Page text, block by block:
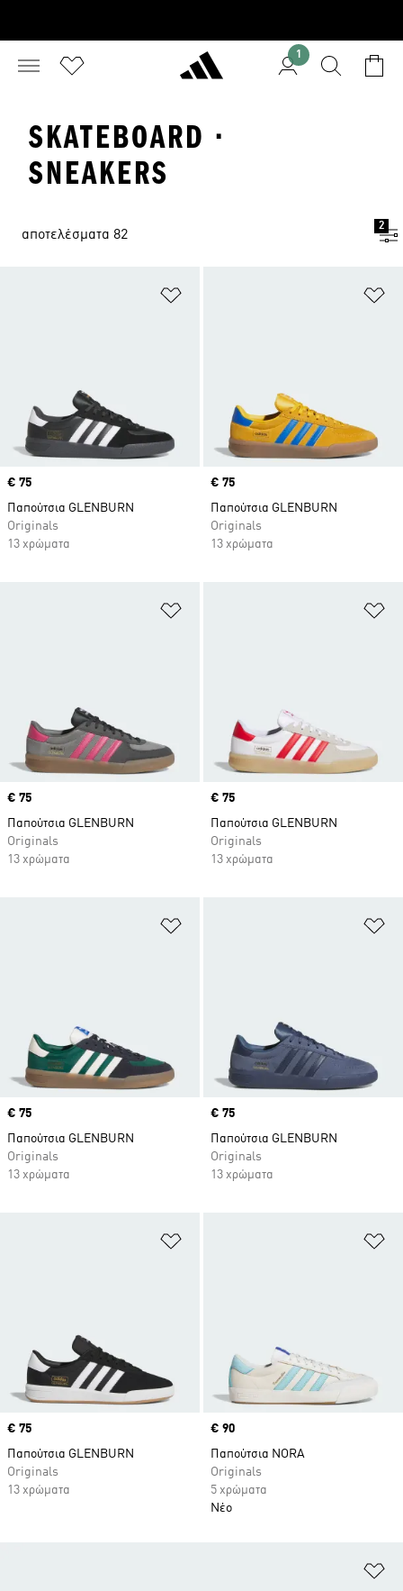
1
SKATEBOARD ·
SNEAKERS
αποτελέσματα 82
2
Προσθήκη στη Λίστα Επιθυμιών
Price
€ 75
Παπούτσια GLENBURN
Originals
13 χρώματα
Price
€ 75
Παπούτσια GLENBURN
Originals
13 χρώματα
Προσθήκη στη Λίστα Επιθυμιών
Price
€ 75
Παπούτσια GLENBURN
Originals
13 χρώματα
Price
€ 75
Παπούτσια GLENBURN
Originals
13 χρώματα
Προσθήκη στη Λίστα Επιθυμιών
Price
€ 75
Παπούτσια GLENBURN
Originals
13 χρώματα
Price
€ 75
Παπούτσια GLENBURN
Originals
13 χρώματα
Προσθήκη στη Λίστα Επιθυμιών
Price
€ 75
Παπούτσια GLENBURN
Originals
13 χρώματα
Price
€ 90
Παπούτσια NORA
Originals
5 χρώματα
Νέο